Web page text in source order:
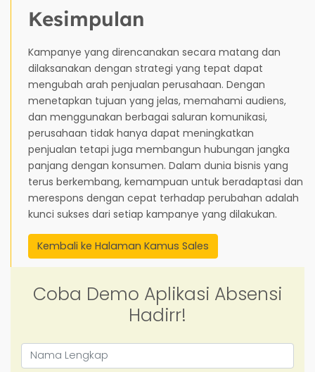
Kesimpulan
Kampanye yang direncanakan secara matang dan
dilaksanakan dengan strategi yang tepat dapat
mengubah arah penjualan perusahaan. Dengan
menetapkan tujuan yang jelas, memahami audiens,
dan menggunakan berbagai saluran komunikasi,
perusahaan tidak hanya dapat meningkatkan
penjualan tetapi juga membangun hubungan jangka
panjang dengan konsumen. Dalam dunia bisnis yang
terus berkembang, kemampuan untuk beradaptasi dan
merespons dengan cepat terhadap perubahan adalah
kunci sukses dari setiap kampanye yang dilakukan.
Kembali ke Halaman Kamus Sales